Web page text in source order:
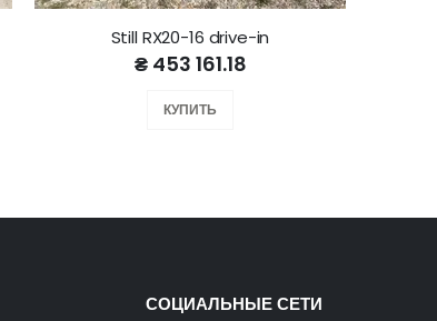
Still RX20-16 drive-in
₴ 453 161.18
КУПИТЬ
СОЦИАЛЬНЫЕ СЕТИ